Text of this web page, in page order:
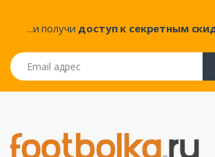
...и получи доступ к секретным
Email адрес